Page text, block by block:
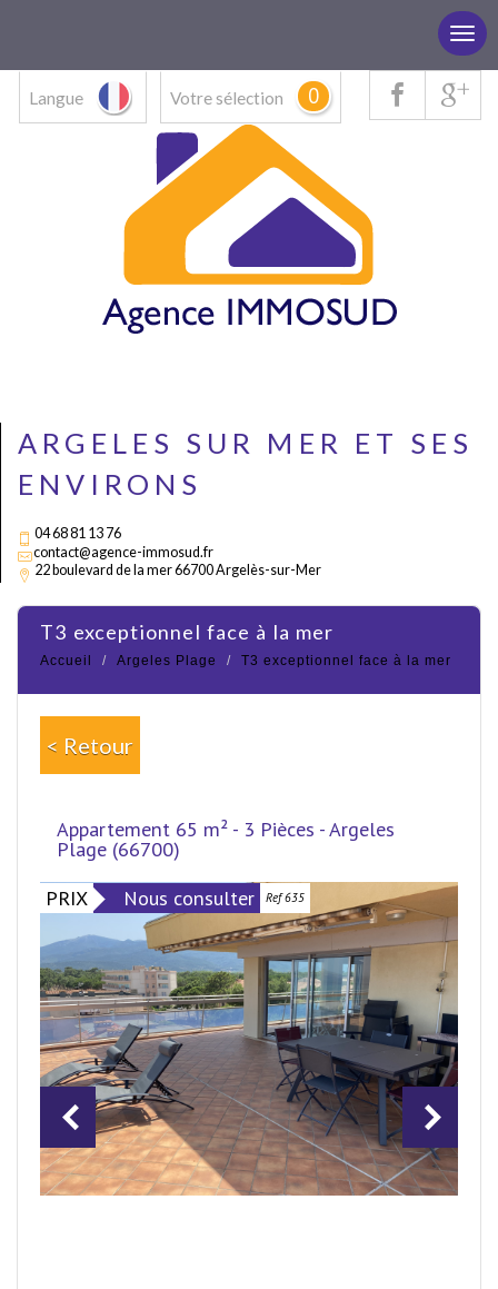
Langue Votre sélection 0
ARGELES SUR MER ET SES
ENVIRONS
04 68 81 13 76
contact@agence-immosud.fr
22 boulevard de la mer 66700 Argelès-sur-Mer
t3 exceptionnel face à la mer
Accueil Argeles Plage T3 exceptionnel face à la mer
< Retour
Appartement 65 m² - 3 Pièces - Argeles
Plage (66700)
PRIX
Nous consulter Ref 635